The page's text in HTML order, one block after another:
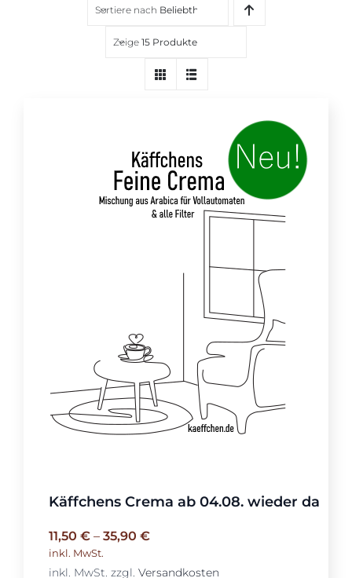
Sortiere nach Beliebtheit
Zeige 15 Produkte
Käffchens Crema ab 04.08. wieder da
11,50 €– 35,90 €
inkl. MwSt.
inkl. MwSt. zzgl. Versandkosten